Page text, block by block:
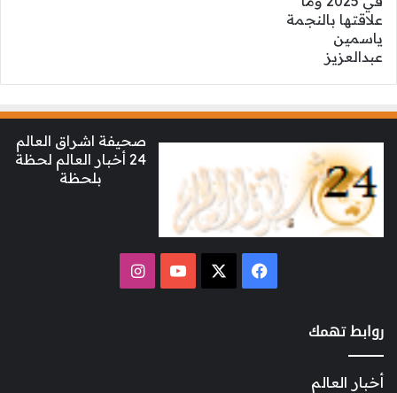
صحيفة اشراق العالم
24 أخبار العالم لحظة
بلحظة
فيسبوك ‫YouTubeانستقرام
روابط تهمك
أخبار العالم